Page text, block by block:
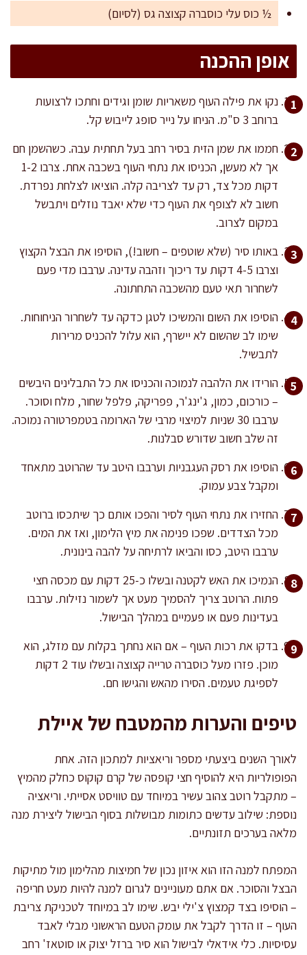
½ כוס עלי כוסברה קצוצה גס (לסיום)
אופן ההכנה
נקו את פילה העוף משאריות שומן וגידים וחתכו לרצועות
ברוחב 3 ס"מ. הניחו על נייר סופג לייבוש קל.
חממו את שמן הזית בסיר רחב בעל תחתית עבה. כשהשמן חם
אך לא מעשן, הכניסו את נתחי העוף בשכבה אחת. צרבו 1-2
דקות מכל צד, רק עד לצריבה קלה. הוציאו לצלחת נפרדת.
חשוב לא לצופף את העוף כדי שלא יאבד נוזלים ויתבשל
במקום לצרוב.
באותו סיר (שלא שוטפים – חשוב!), הוסיפו את הבצל הקצוץ
וצרבו 4-5 דקות עד ריכוך וזהבה עדינה. ערבבו מדי פעם
לשחרור תאי טעם מהשכבה התחתונה.
הוסיפו את השום והמשיכו לטגן כדקה עד לשחרור הניחוחות.
שימו לב שהשום לא יישרף, הוא עלול להכניס מרירות
לתבשיל.
הורידו את הלהבה לנמוכה והכניסו את כל התבלינים היבשים
– כורכום, כמון, ג'ינג'ר, פפריקה, פלפל שחור, מלח וסוכר.
ערבבו 30 שניות למיצוי מרבי של הארומה בטמפרטורה נמוכה.
זה שלב חשוב שדורש סבלנות.
הוסיפו את רסק העגבניות וערבבו היטב עד שהרוטב מתאחד
ומקבל צבע עמוק.
החזירו את נתחי העוף לסיר והפכו אותם כך שיתכסו ברוטב
מכל הצדדים. שפכו פנימה את מיץ הלימון, ואז את המים.
ערבבו היטב, כסו והביאו לרתיחה על להבה בינונית.
הנמיכו את האש לקטנה ובשלו כ-25 דקות עם מכסה חצי
פתוח. הרוטב צריך להסמיך מעט אך לשמור נזילות. ערבבו
בעדינות פעם או פעמיים במהלך הבישול.
בדקו את רכות העוף – אם הוא נחתך בקלות עם מזלג, הוא
מוכן. פזרו מעל כוסברה טרייה קצוצה ובשלו עוד 2 דקות
לספיגת טעמים. הסירו מהאש והגישו חם.
טיפים והערות מהמטבח של איילת
לאורך השנים ביצעתי מספר וריאציות למתכון הזה. אחת
הפופולריות היא להוסיף חצי קופסה של קרם קוקוס כחלק מהמיץ
– מתקבל רוטב צהוב עשיר במיוחד עם טוויסט אסייתי. וריאציה
נוספת: שילוב עדשים כתומות מבושלות בסוף הבישול ליצירת מנה
מלאה בערכים תזונתיים.
המפתח למנה הזו הוא איזון נכון של חמיצות מהלימון מול מתיקות
הבצל והסוכר. אם אתם מעוניינים לגרום למנה להיות מעט חריפה
– הוסיפו בצד קמצוץ צ'ילי יבש. שימו לב במיוחד לטכניקת צריבת
העוף – זו הדרך לקבל את עומק הטעם הראשוני מבלי לאבד
עסיסיות. כלי אידאלי לבישול הוא סיר ברזל יצוק או סוטאז' רחב